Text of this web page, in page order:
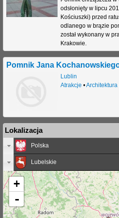
j
odsłonięty w lipcu
Kościuszki) przed
odlanego w brązie
został wykonany w
Krakowie.
Pomnik Jana
Lublin
Atrakcje •Architektura
Lokalizacja
Polska
Lubelskie
+
-